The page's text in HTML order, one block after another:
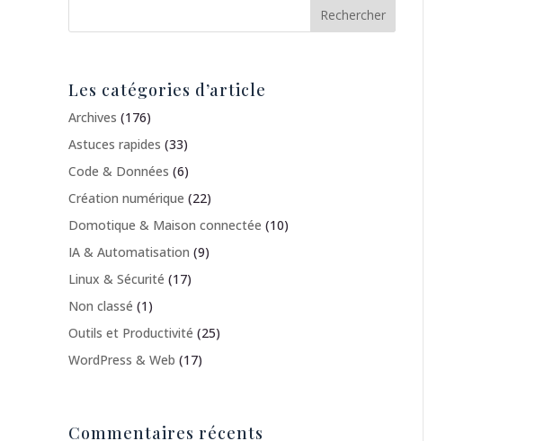
Les catégories d’article
Archives (176)
Astuces rapides (33)
Code & Données (6)
Création numérique (22)
Domotique & Maison connectée (10)
IA & Automatisation (9)
Linux & Sécurité (17)
Non classé (1)
Outils et Productivité (25)
WordPress & Web (17)
Commentaires récents